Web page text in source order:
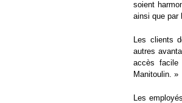
soient
ainsi que par
Les clients
autres
accès facile
Manitoulin. »
Les